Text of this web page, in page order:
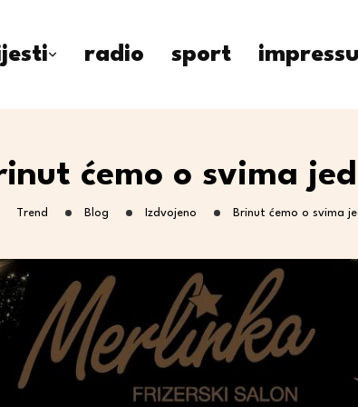
radio sport
ćemo o svima
Trend Blog Izdvojeno Brinut ćemo o svima